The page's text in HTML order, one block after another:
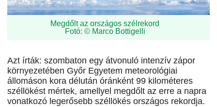
Megdőlt az országos szélrekord
Fotó: © Marco Bottigelli
Azt írták: szombaton egy átvonuló intenzív zápor
környezetében Győr Egyetem meteorológiai
állomáson kora délután óránként 99 kilométeres
széllökést mértek, amellyel megdőlt az erre a napra
vonatkozó legerősebb széllökés országos rekordja.